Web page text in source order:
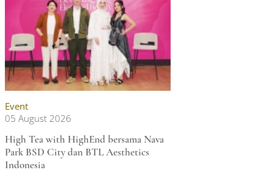
Event
05 August 2026
High Tea with HighEnd bersama Nava
Park BSD City dan BTL Aesthetics
Indonesia